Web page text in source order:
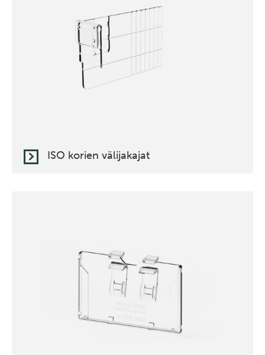
ISO korien välijakajat